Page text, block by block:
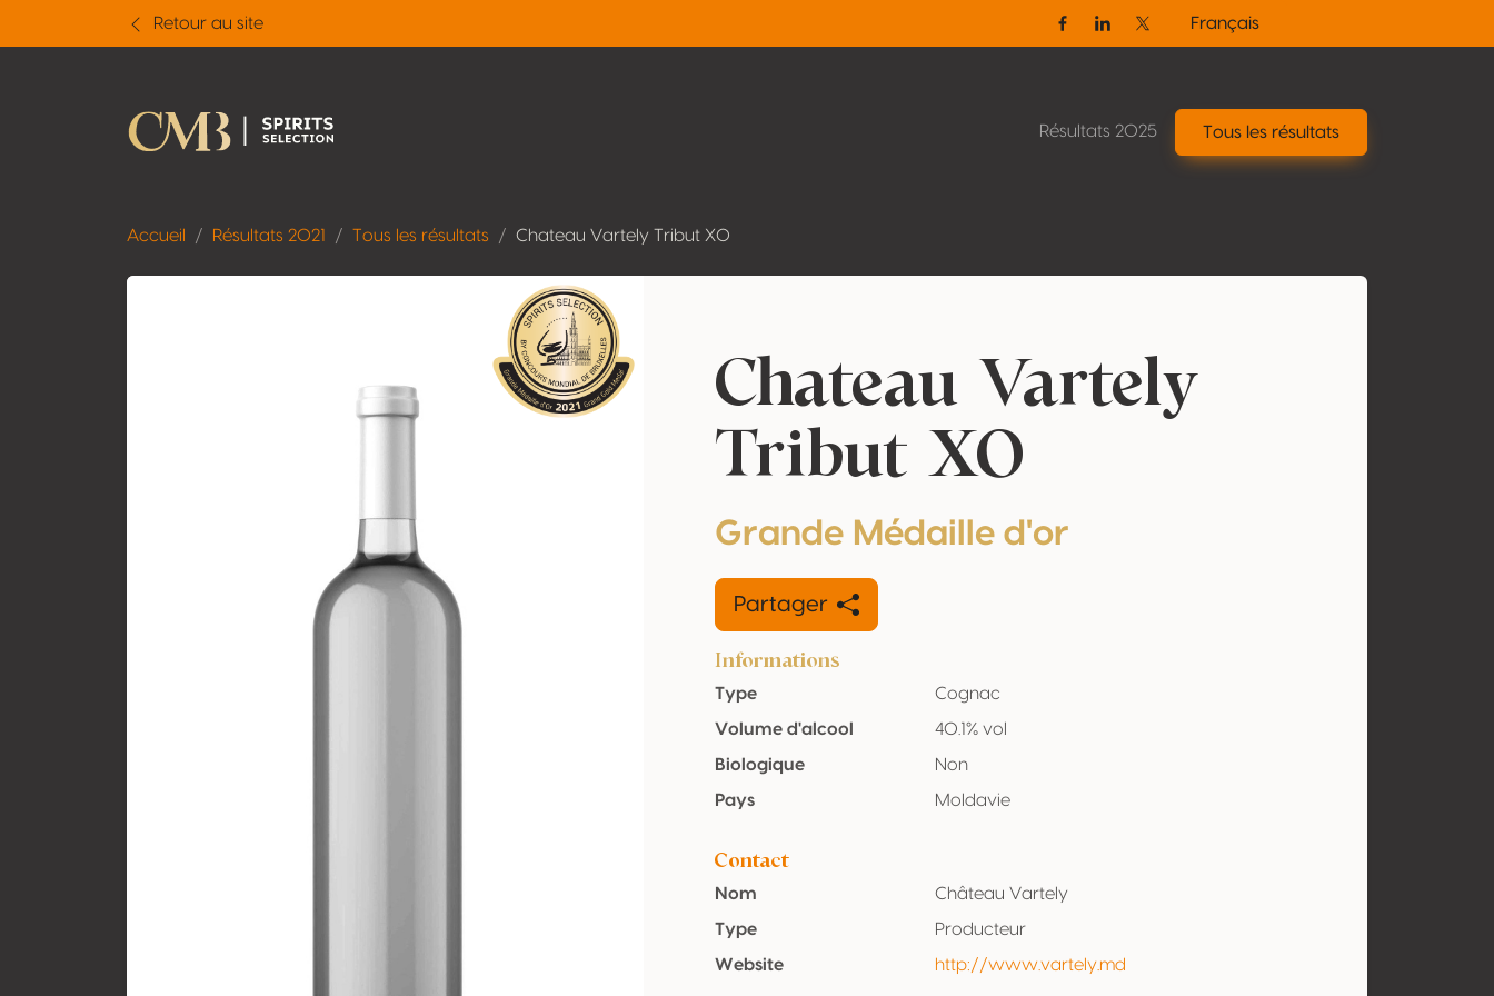
Retour au site
FacebookLinkedinTwitter / X
Français
Résultats 2025 Tous les résultats
Accueil Résultats 2021 Tous les résultats Chateau Vartely Tribut XO
Chateau Vartely
Tribut XO
Grande Médaille d'or
Partager
Informations
Type
Cognac
Volume d'alcool
40.1% vol
Biologique
Non
Pays
Moldavie
Contact
Nom
Château Vartely
Type
Producteur
Website
http://www.vartely.md